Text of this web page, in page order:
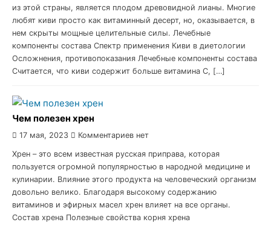
из этой страны, является плодом древовидной лианы. Многие
любят киви просто как витаминный десерт, но, оказывается, в
нем скрыты мощные целительные силы. Лечебные
компоненты состава Спектр применения Киви в диетологии
Осложнения, противопоказания Лечебные компоненты состава
Считается, что киви содержит больше витамина С, […]
Чем полезен хрен
17 мая, 2023 Комментариев нет
Хрен – это всем известная русская приправа, которая
пользуется огромной популярностью в народной медицине и
кулинарии. Влияние этого продукта на человеческий организм
довольно велико. Благодаря высокому содержанию
витаминов и эфирных масел хрен влияет на все органы.
Состав хрена Полезные свойства корня хрена